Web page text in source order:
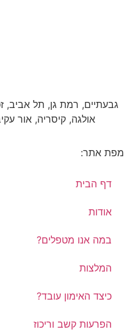
גבעתיים, רמת גן, תל אביב,
אולגה, קיסריה, אור
מפת אתר:
דף הבית
אודות
במה אנו מטפלים?
המלצות
כיצד האימון עובד?
הפרעות קשב וריכוז